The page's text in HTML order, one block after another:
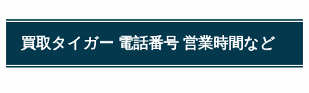
買取タイガー 電話番号 営業時間など